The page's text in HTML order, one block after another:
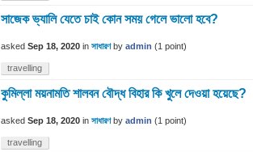
সাজেক ভ্যালি যেতে চাই কোন সময় গেলে ভালো হবে?
asked Sep 18, 2020 in সাধারণ by admin (1 point)
travelling
কুমিল্লা ময়নামতি শালবন বৌদ্ধ বিহার কি খুলে দেওয়া হয়েছে?
asked Sep 18, 2020 in সাধারণ by admin (1 point)
travelling